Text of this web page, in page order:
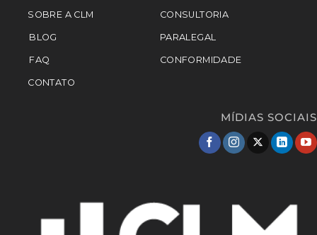
SOBRE A CLM
BLOG
FAQ
CONTATO
CONSULTORIA
PARALEGAL
CONFORMIDADE
MÍDIAS SOCIAIS